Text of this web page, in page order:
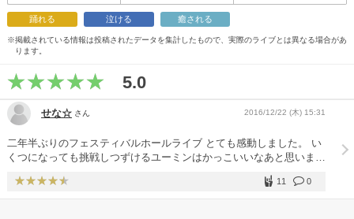
踊れる 泣ける 癒される
※掲載されている情報は投稿されたデータを集計したもので、実際のライブとは異なる場合があ
ります。
5.0
せな☆ さん 2016/12/22 (木) 15:31
二年半ぶりのフェスティバルホールライブ とても感動しました。 い
くつになっても挑戦しつずけるユーミンはかっこいいなあと思いまし
0
11